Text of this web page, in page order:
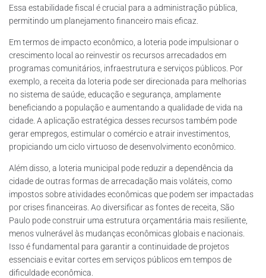
Essa estabilidade fiscal é crucial para a administração pública,
permitindo um planejamento financeiro mais eficaz.
Em termos de impacto econômico, a loteria pode impulsionar o
crescimento local ao reinvestir os recursos arrecadados em
programas comunitários, infraestrutura e serviços públicos. Por
exemplo, a receita da loteria pode ser direcionada para melhorias
no sistema de saúde, educação e segurança, amplamente
beneficiando a população e aumentando a qualidade de vida na
cidade. A aplicação estratégica desses recursos também pode
gerar empregos, estimular o comércio e atrair investimentos,
propiciando um ciclo virtuoso de desenvolvimento econômico.
Além disso, a loteria municipal pode reduzir a dependência da
cidade de outras formas de arrecadação mais voláteis, como
impostos sobre atividades econômicas que podem ser impactadas
por crises financeiras. Ao diversificar as fontes de receita, São
Paulo pode construir uma estrutura orçamentária mais resiliente,
menos vulnerável às mudanças econômicas globais e nacionais.
Isso é fundamental para garantir a continuidade de projetos
essenciais e evitar cortes em serviços públicos em tempos de
dificuldade econômica.